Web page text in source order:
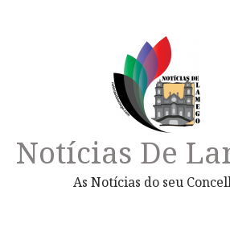
Notícias De
As Notícias do seu